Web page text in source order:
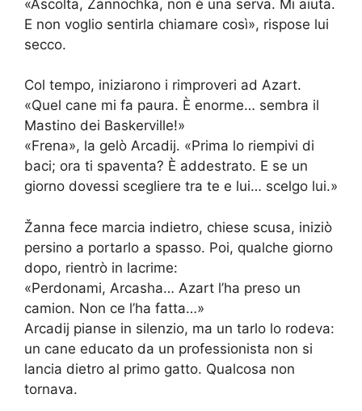
«Ascolta, Žannochka, non è una serva. Mi aiuta.
E non voglio sentirla chiamare così», rispose lui
secco.
Col tempo, iniziarono i rimproveri ad Azart.
«Quel cane mi fa paura. È enorme… sembra il
Mastino dei Baskerville!»
«Frena», la gelò Arcadij. «Prima lo riempivi di
baci; ora ti spaventa? È addestrato. E se un
giorno dovessi scegliere tra te e lui… scelgo lui.»
Žanna fece marcia indietro, chiese scusa, iniziò
persino a portarlo a spasso. Poi, qualche giorno
dopo, rientrò in lacrime:
«Perdonami, Arcasha… Azart l’ha preso un
camion. Non ce l’ha fatta…»
Arcadij pianse in silenzio, ma un tarlo lo rodeva:
un cane educato da un professionista non si
lancia dietro al primo gatto. Qualcosa non
tornava.